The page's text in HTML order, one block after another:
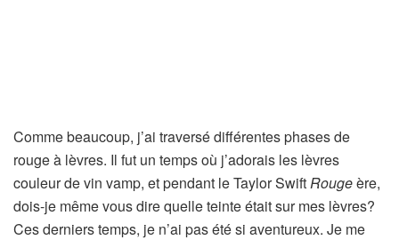
Comme beaucoup, j’ai traversé différentes phases de
rouge à lèvres. Il fut un temps où j’adorais les lèvres
couleur de vin vamp, et pendant le Taylor SwiftRougeère,
dois-je même vous dire quelle teinte était sur mes lèvres?
Ces derniers temps, je n’ai pas été si aventureux. Je me